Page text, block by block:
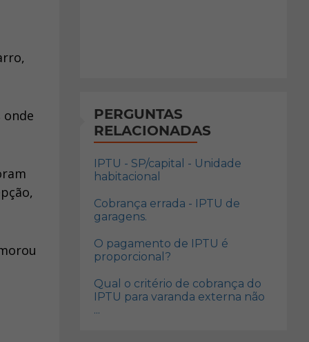
onde
PERGUNTAS
RELACIONADAS
IPTU - SP/capital - Unidade
habitacional
Cobrança errada - IPTU de
garagens.
O pagamento de IPTU é
proporcional?
Qual o critério de cobrança do
IPTU para varanda externa não
...